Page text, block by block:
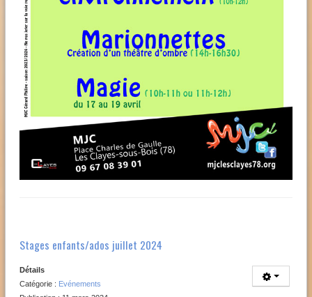
Stages enfants/ados juillet 2024
Détails
Catégorie : Evénements